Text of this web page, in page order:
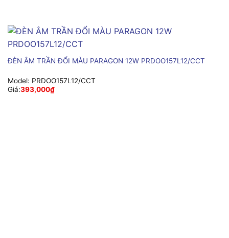
ĐÈN ÂM TRẦN ĐỔI MÀU PARAGON 12W PRDOO157L12/CCT
Model: PRDOO157L12/CCT
Giá:393,000₫